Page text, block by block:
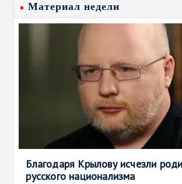
Материал недели
Благодаря Крылову исчезли
русского национализма